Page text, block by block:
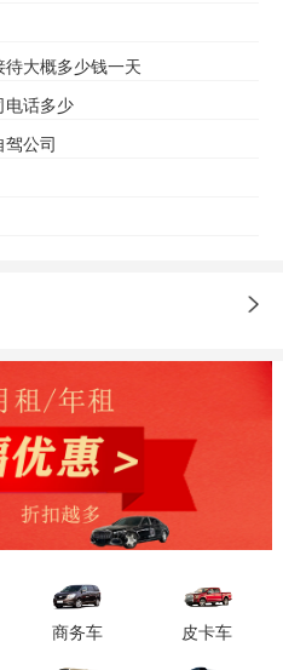
大概多少钱一天
电话多少
公司
商务车 皮卡车